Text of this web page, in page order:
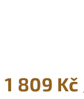
1 809 Kč